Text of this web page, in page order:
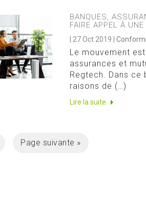
BANQUES,
FAIRE APPEL À
27 Oct 2019 |
Le mouvement
assurances et
Regtech. Dans ce
raisons de (…)
Lire la suite
Page suivante »